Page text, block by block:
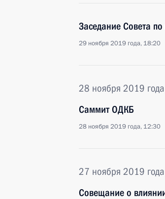
Заседание Совета
29 ноября 2019 года, 18:20
28 ноября 2019
Саммит ОДКБ
28 ноября 2019 года, 12:30
27 ноября 2019
Совещание о